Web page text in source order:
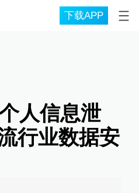
下载APP
人信息泄
行业数据安